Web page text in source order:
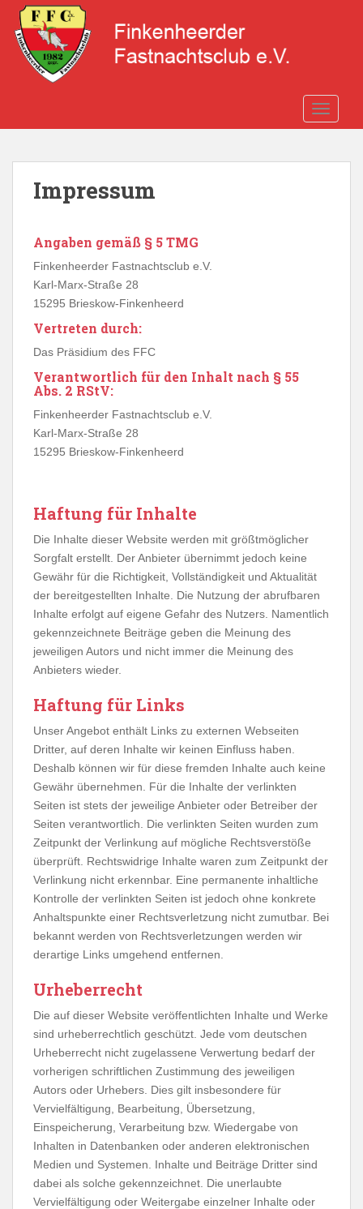
Impressum
Angaben gemäß § 5 TMG
Finkenheerder Fastnachtsclub e.V.
Karl-Marx-Straße 28
15295 Brieskow-Finkenheerd
Vertreten durch:
Das Präsidium des FFC
Verantwortlich für den Inhalt nach § 55
Abs. 2 RStV:
Finkenheerder Fastnachtsclub e.V.
Karl-Marx-Straße 28
15295 Brieskow-Finkenheerd
Haftung für Inhalte
Die Inhalte dieser Website werden mit größtmöglicher
Sorgfalt erstellt. Der Anbieter übernimmt jedoch keine
Gewähr für die Richtigkeit, Vollständigkeit und Aktualität
der bereitgestellten Inhalte. Die Nutzung der abrufbaren
Inhalte erfolgt auf eigene Gefahr des Nutzers. Namentlich
gekennzeichnete Beiträge geben die Meinung des
jeweiligen Autors und nicht immer die Meinung des
Anbieters wieder.
Haftung für Links
Unser Angebot enthält Links zu externen Webseiten
Dritter, auf deren Inhalte wir keinen Einfluss haben.
Deshalb können wir für diese fremden Inhalte auch keine
Gewähr übernehmen. Für die Inhalte der verlinkten
Seiten ist stets der jeweilige Anbieter oder Betreiber der
Seiten verantwortlich. Die verlinkten Seiten wurden zum
Zeitpunkt der Verlinkung auf mögliche Rechtsverstöße
überprüft. Rechtswidrige Inhalte waren zum Zeitpunkt der
Verlinkung nicht erkennbar. Eine permanente inhaltliche
Kontrolle der verlinkten Seiten ist jedoch ohne konkrete
Anhaltspunkte einer Rechtsverletzung nicht zumutbar. Bei
bekannt werden von Rechtsverletzungen werden wir
derartige Links umgehend entfernen.
Urheberrecht
Die auf dieser Website veröffentlichten Inhalte und Werke
sind urheberrechtlich geschützt. Jede vom deutschen
Urheberrecht nicht zugelassene Verwertung bedarf der
vorherigen schriftlichen Zustimmung des jeweiligen
Autors oder Urhebers. Dies gilt insbesondere für
Vervielfältigung, Bearbeitung, Übersetzung,
Einspeicherung, Verarbeitung bzw. Wiedergabe von
Inhalten in Datenbanken oder anderen elektronischen
Medien und Systemen. Inhalte und Beiträge Dritter sind
dabei als solche gekennzeichnet. Die unerlaubte
Vervielfältigung oder Weitergabe einzelner Inhalte oder